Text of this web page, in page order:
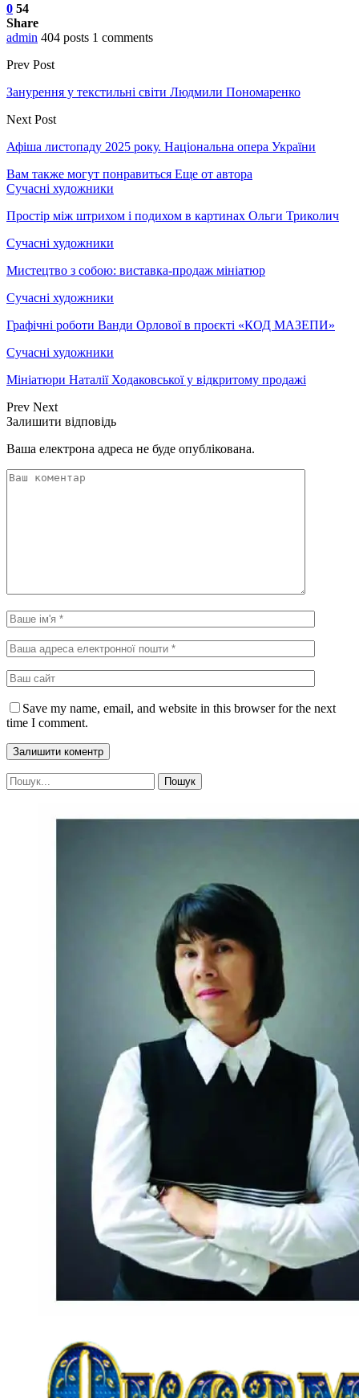
0 54
Share
admin 404 posts 1 comments
Prev Post
Занурення у текстильні світи Людмили Пономаренко
Next Post
Афіша листопаду 2025 року. Національна опера України
Вам также могут понравиться Еще от автора
Сучасні художники
Простір між штрихом і подихом в картинах Ольги Триколич
Сучасні художники
Мистецтво з собою: виставка-продаж мініатюр
Сучасні художники
Графічні роботи Ванди Орлової в проєкті «КОД МАЗЕПИ»
Сучасні художники
Мініатюри Наталії Ходаковської у відкритому продажі
Prev Next
Залишити відповідь
Ваша електрона адреса не буде опублікована.
Save my name, email, and website in this browser for the next
time I comment.